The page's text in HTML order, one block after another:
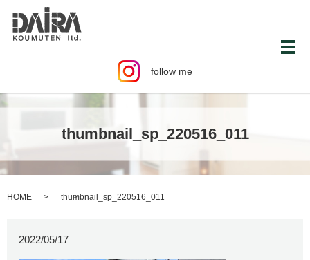
follow me
メ
thumbnail_sp_220516_011
HOME thumbnail_sp_220516_011
2022/05/17